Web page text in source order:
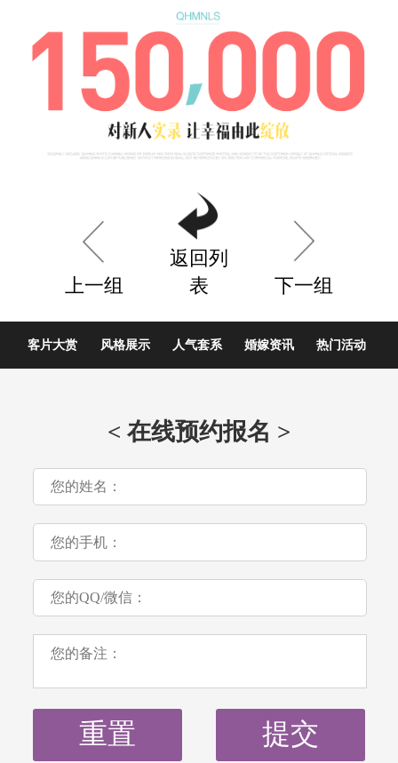
上一组
返回列
表
下一组
客片大赏 风格展示 人气套系 婚嫁资讯 热门活动
< 在线预约报名 >
重置 提交